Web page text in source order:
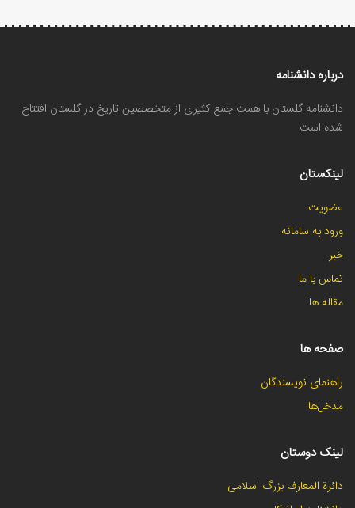
درباره دانشنامه
دانشنامه گلستان با همت جمع کثیری از متخصصین تاریخ در گلستان افتتاح
شده است
لینکستان
عضویت
ورود به سامانه
خبر
تماس با ما
مقاله ها
صفحه ها
راهنمای نویسندگان
مدخل‌ها
لینک دوستان
دائرة المعارف بزرگ اسلامی